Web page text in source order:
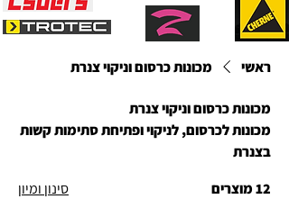
ראשי מכונות כרסום וניקוי צנרת
מכונות כרסום וניקוי צנרת
מכונות לכרסום, לניקוי ופתיחת סתימות קשות
בצנרת
12 מוצרים
סינון ומיון